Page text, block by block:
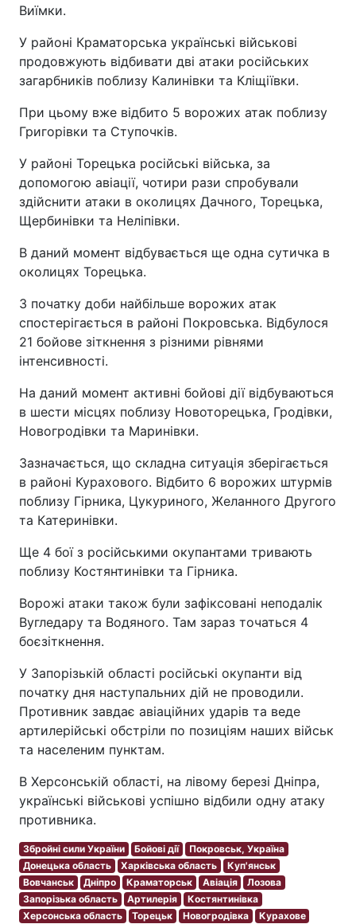
Виїмки.
У районі Краматорська українські військові
продовжують відбивати дві атаки російських
загарбників поблизу Калинівки та Кліщіївки.
При цьому вже відбито 5 ворожих атак поблизу
Григорівки та Ступочків.
У районі Торецька російські війська, за
допомогою авіації, чотири рази спробували
здійснити атаки в околицях Дачного, Торецька,
Щербинівки та Неліпівки.
В даний момент відбувається ще одна сутичка в
околицях Торецька.
З початку доби найбільше ворожих атак
спостерігається в районі Покровська. Відбулося
21 бойове зіткнення з різними рівнями
інтенсивності.
На даний момент активні бойові дії відбуваються
в шести місцях поблизу Новоторецька, Гродівки,
Новогродівки та Маринівки.
Зазначається, що складна ситуація зберігається
в районі Курахового. Відбито 6 ворожих штурмів
поблизу Гірника, Цукуриного, Желанного Другого
та Катеринівки.
Ще 4 бої з російськими окупантами тривають
поблизу Костянтинівки та Гірника.
Ворожі атаки також були зафіксовані неподалік
Вугледару та Водяного. Там зараз точаться 4
боєзіткнення.
У Запорізькій області російські окупанти від
початку дня наступальних дій не проводили.
Противник завдає авіаційних ударів та веде
артилерійські обстріли по позиціям наших військ
та населеним пунктам.
В Херсонській області, на лівому березі Дніпра,
українські військові успішно відбили одну атаку
противника.
Збройні сили України Бойові дії
Покровськ, Україна
Донецька область
Харківська область
Куп'янськ
Вовчанськ
Дніпро Краматорськ Авіація
Лозова
Запорізька область
Артилерія
Костянтинівка
Херсонська область
Торецьк Новогродівка Курахове